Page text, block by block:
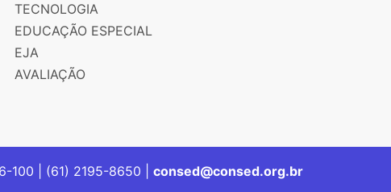
TECNOLOGIA
EDUCAÇÃO ESPECIAL
EJA
AVALIAÇÃO
100 | (61) 2195-8650 | consed@consed.org.br